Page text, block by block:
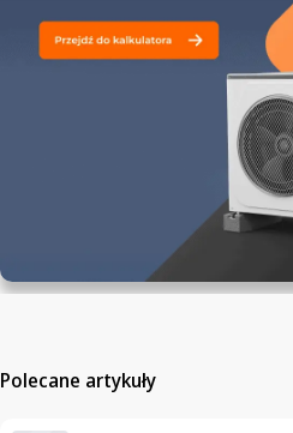
Polecane artykuły